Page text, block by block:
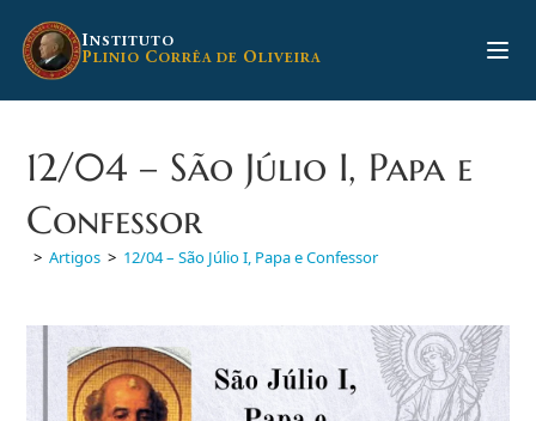
para
INSTITUTO
PLINIO CORRÊA DE OLIVEIRA
12/04 – São Júlio I, Papa e
Confessor
> Artigos > 12/04 – São Júlio I, Papa e Confessor